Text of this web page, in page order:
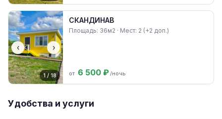
‹ ›
1 / 18
СКАНДИНАВ
Площадь: 36м2 · Мест: 2 (+2 доп.)
от 6 500 ₽/ночь
Удобства и услуги